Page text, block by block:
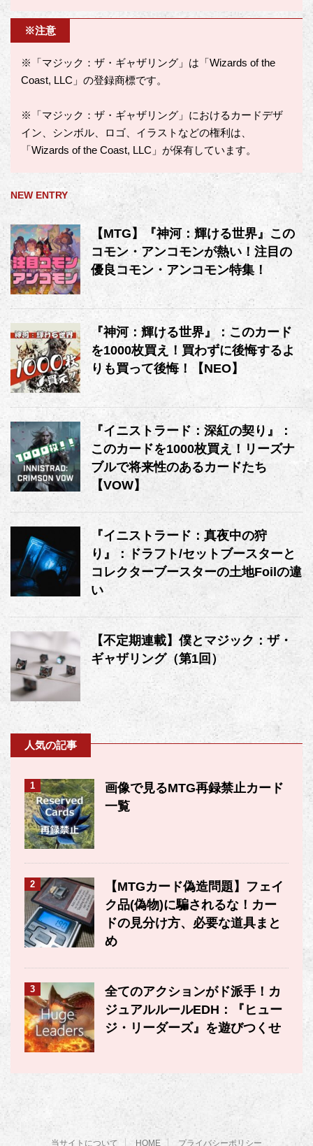
※注意
※「マジック：ザ・ギャザリング」は「Wizards of the
Coast, LLC」の登録商標です。
※「マジック：ザ・ギャザリング」におけるカードデザ
イン、シンボル、ロゴ、イラストなどの権利は、
「Wizards of the Coast, LLC」が保有しています。
NEW ENTRY
【MTG】『神河：輝ける世界』この
コモン・アンコモンが熱い！注目の
優良コモン・アンコモン特集！
『神河：輝ける世界』：このカード
を1000枚買え！買わずに後悔するよ
りも買って後悔！【NEO】
『イニストラード：深紅の契り』：
このカードを1000枚買え！リーズナ
ブルで将来性のあるカードたち
【VOW】
『イニストラード：真夜中の狩
り』：ドラフト/セットブースターと
コレクターブースターの土地Foilの違
い
【不定期連載】僕とマジック：ザ・
ギャザリング（第1回）
人気の記事
1
画像で見るMTG再録禁止カード
一覧
2
【MTGカード偽造問題】フェイ
ク品(偽物)に騙されるな！カー
ドの見分け方、必要な道具まと
め
3
全てのアクションがド派手！カ
ジュアルルールEDH：『ヒュー
ジ・リーダーズ』を遊びつくせ
当サイトについて HOME プライバシーポリシー